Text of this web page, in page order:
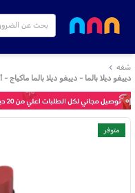
شفه
دييغو ديلا بالما - دييغو ديلا بالما ماكياج -
متوفر